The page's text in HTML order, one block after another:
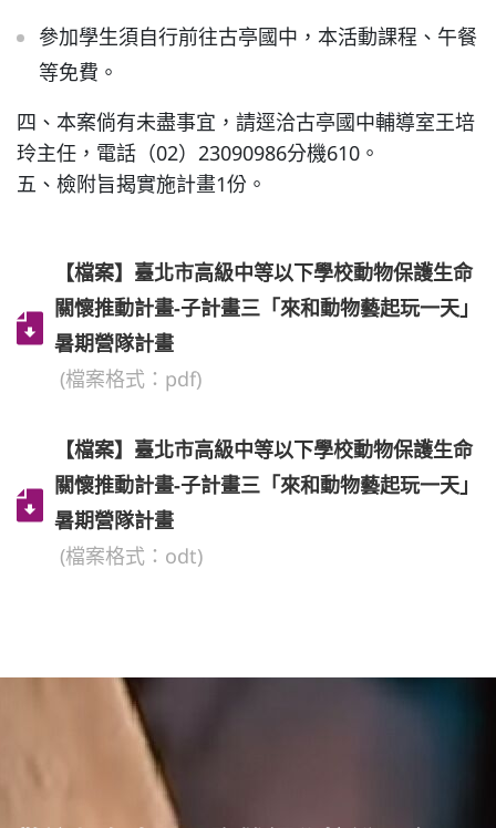
參加學生須自行前往古亭國中，本活動課程、午餐
等免費。
四、本案倘有未盡事宜，請逕洽古亭國中輔導室王培
玲主任，電話（02）23090986分機610。
五、檢附旨揭實施計畫1份。
【檔案】臺北市高級中等以下學校動物保護生命
關懷推動計畫-子計畫三「來和動物藝起玩一天」
暑期營隊計畫
(檔案格式：pdf)
【檔案】臺北市高級中等以下學校動物保護生命
關懷推動計畫-子計畫三「來和動物藝起玩一天」
暑期營隊計畫
(檔案格式：odt)